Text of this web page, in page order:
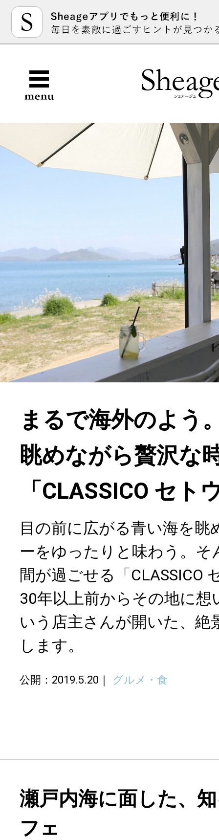
まるで海外のよう
眺めながら贅沢な
「CLASSICO セト
目の前に広がる青い海を眺
ーをゆったりと味わう。そ
間が過ごせる「CLASSICO
30年以上前からその地に
いう店主さんが開いた、絶
します。
公開：2019.5.20 グルメ・食
瀬戸内海に面した、
フェ